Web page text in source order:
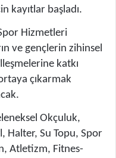
kayıtlar başladı.
Hizmetleri
ve gençlerin zihinsel
katkı
çıkarmak
Okçuluk,
Halter, Su Topu, Spor
Atletizm, Fitnes-